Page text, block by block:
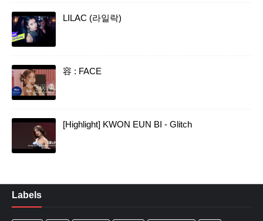
LILAC (라일락)
容 : FACE
[Highlight] KWON EUN BI - Glitch
Labels